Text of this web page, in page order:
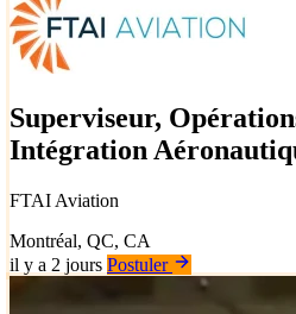
Superviseur,
Intégration
FTAI Aviation
Montréal, QC, CA
il y a 2 jours Postuler